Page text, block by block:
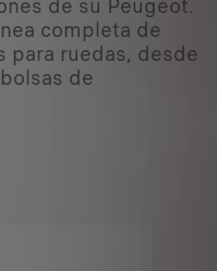
de su Peugeot.
completa de
para ruedas, desde
de